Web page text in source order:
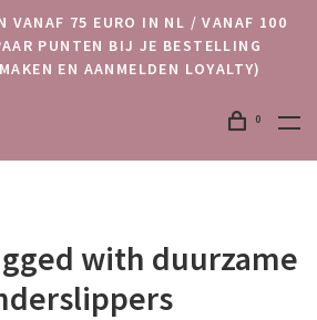
VANAF 75 EURO IN NL / VANAF 100
PUNTEN BIJ JE BESTELLING
EN AANMELDEN LOYALTY)
0
with duurzame